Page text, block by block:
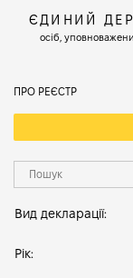
ЄДИНИЙ
осіб,
ПРО РЕЄСТР
Вид декларації:
Рік: